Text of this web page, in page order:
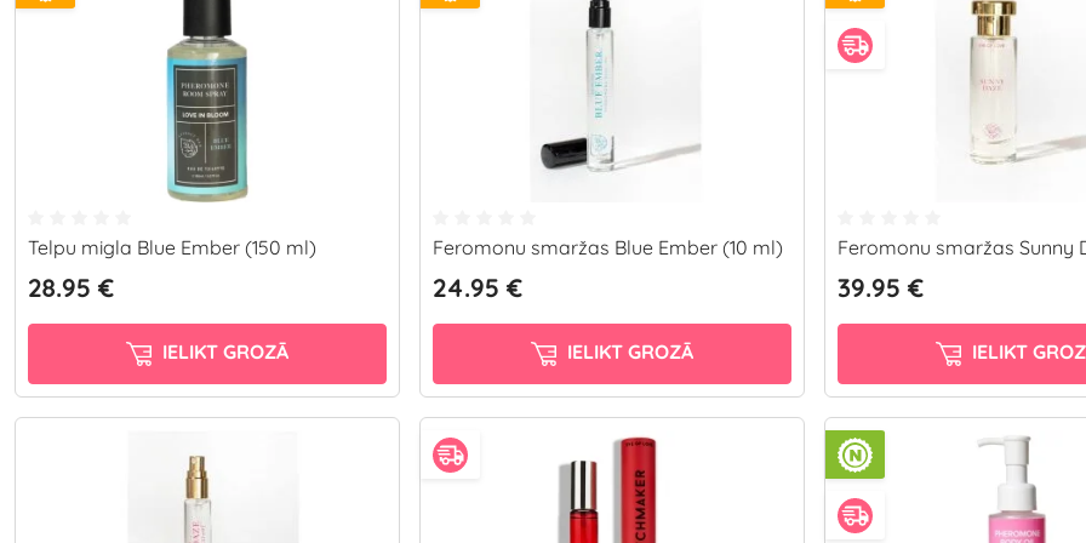
Telpu migla Blue Ember (150 ml)
28.95 €
IELIKT GROZĀ
Feromonu smaržas Blue Ember (10 ml)
24.95 €
IELIKT GROZĀ
Feromonu smaržas Sunny
39.95 €
IELIKT